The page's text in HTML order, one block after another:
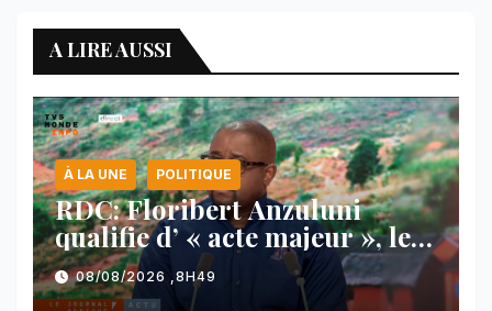
A LIRE AUSSI
À LA UNE POLITIQUE
RDC: Floribert Anzuluni
qualifie d’ « acte majeur », le
protocole de désarmement des
FDLR
08/08/2026 ,8H49